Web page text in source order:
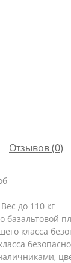
Отзывов (0)
до 110 кг
класса